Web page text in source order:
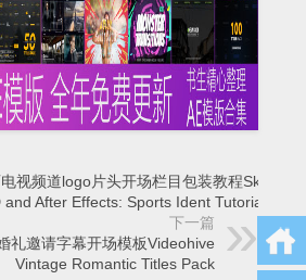
视频道logo片头开场栏目包装教程Skillfeed
After Effects: Sports Ident Tutorial
下一篇
礼邀请字幕开场模板Videohive
Vintage Romantic Titles Pack